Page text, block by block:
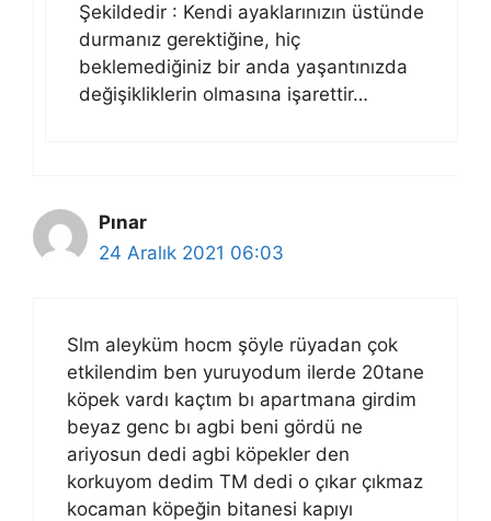
Şekildedir : Kendi ayaklarınızın üstünde
durmanız gerektiğine, hiç
beklemediğiniz bir anda yaşantınızda
değişikliklerin olmasına işarettir…
Pınar
24 Aralık 2021 06:03
Slm aleyküm hocm şöyle rüyadan çok
etkilendim ben yuruyodum ilerde 20tane
köpek vardı kaçtım bı apartmana girdim
beyaz genc bı agbi beni gördü ne
ariyosun dedi agbi köpekler den
korkuyom dedim TM dedi o çıkar çıkmaz
kocaman köpeğin bitanesi kapıyı